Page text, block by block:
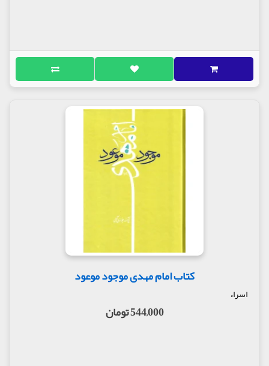
امام زمان(عج) پس از ظهور هشت ماه طول می‌کشد که
مدیریت دنیا را در دست بگیرد، در کتاب زبور نور به
چگونگی دقایق و ظرایف امامت حضرت مهدی(عج) در
شکل هندسی ساختمان‌ها تا شهادت ایشان پرداخته شده
است. همچنین در این اثر با بهره‌مندی از نظر و بینش
آیت‌الله شاه‌آبادی، علامه طباطبایی و آیت‌الله آملی،
مباحثی نظیر چگونگی تشرف، فرزندان و طول عمر حضرت
مهدی(عج) بر اساس دلایل عقلی تشریح می‌شوند. در
حقیقت، محتوای این کتاب، هیچ جای خالی و سوال
بی‌پاسخی را در ذهن مخاطب به جا نمی‌گذارد.
دهد. تاکنون کتاب‌های متعددی درباره امام مهدی(عج)
هنگام ظهور پرداخته است. در حقیقت، مباحث این کتاب
ابعاد گوناگون امامت عصر(عج) و شرایط دنیا را به طور
منسجم تشریح می‌کند که تاکنون در حوزه پژوهش و
بازار نشر جای چنین کتابی خالی بود.
البته نحوه نگارش و چگونگی انتقال مطالب کتاب زبور نور
خالی از ایراد نیست، اما تاکنون بازخوردی مبنی بر نقطه
کتاب امام مهدی موجود موعود
اسراء
544,000 تومان